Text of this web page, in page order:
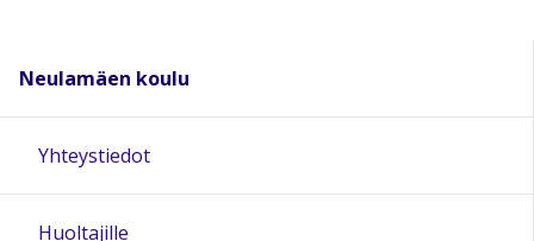
Neulamäen koulu
Yhteystiedot
Huoltajille